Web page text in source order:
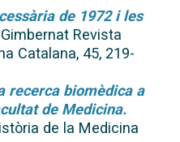
de 1972 i les
Gimbernat Revista
Catalana, 45, 219-
recerca biomèdica a
de Medicina.
de la Medicina